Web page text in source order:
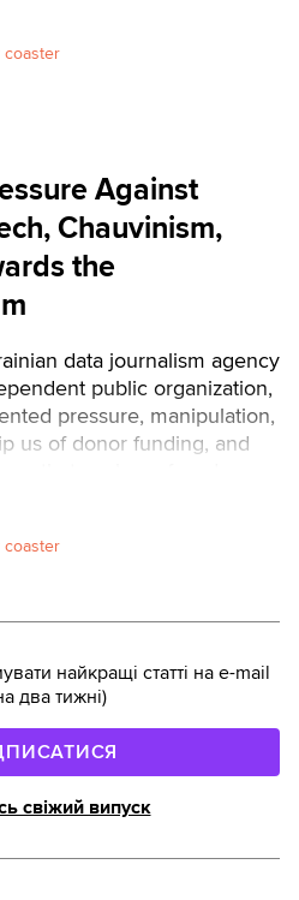
coaster
Against
Chauvinism,
the
data journalism agency
public organization,
pressure, manipulation,
us of donor funding, and
our research “Roller
Support to
coaster
найкращі статті на e-mail
два тижні)
свіжий випуск